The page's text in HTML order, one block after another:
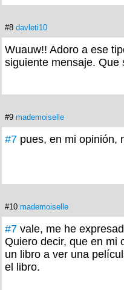
#8 davleti10
Wuauw!! Adoro a ese
siguiente mensaje. Que
#9 mademoiselle
#7 pues, en mi opinión,
#10 mademoiselle
#7 vale, me he
Quiero decir, que en mi
un libro a ver una
el libro.